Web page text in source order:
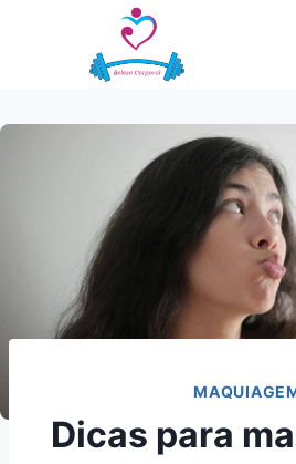
Dicas para